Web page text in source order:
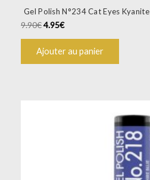
Gel Polish N°234 Cat Eyes Kyanite
9.90€4.95€
Ajouter au panier